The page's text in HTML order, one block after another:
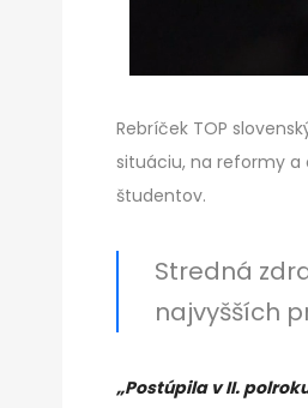
Rebríček TOP
situáciu, na reformy a
študentov.
Stredná
najvyšších
„Postúpila v II.